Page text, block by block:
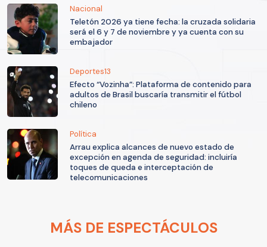
Nacional
Teletón 2026 ya tiene fecha: la cruzada solidaria
será el 6 y 7 de noviembre y ya cuenta con su
embajador
Deportes13
Efecto “Vozinha”: Plataforma de contenido para
adultos de Brasil buscaría transmitir el fútbol
chileno
Política
Arrau explica alcances de nuevo estado de
excepción en agenda de seguridad: incluiría
toques de queda e interceptación de
telecomunicaciones
MÁS DE ESPECTÁCULOS